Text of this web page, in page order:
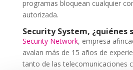
programas bloquean cualquier
autorizada.
Security System, ¿quiénes
Security Network, empresa
avalan más de 15 años de
tanto de las telecomunicaciones